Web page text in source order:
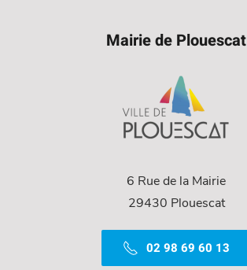
Mairie de Plouescat
6 Rue de la Mairie
29430 Plouescat
02 98 69 60 13